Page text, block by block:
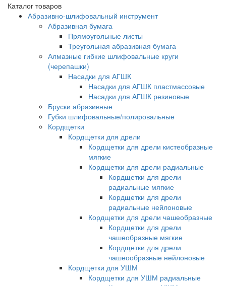
Каталог товаров
Абразивно-шлифовальный инструмент
Абразивная бумага
Прямоугольные листы
Треугольная абразивная бумага
Алмазные гибкие шлифовальные круги
(черепашки)
Насадки для АГШК
Насадки для АГШК пластмассовые
Насадки для АГШК резиновые
Бруски абразивные
Губки шлифовальные/полировальные
Кордщетки
Кордщетки для дрели
Кордщетки для дрели кистеобразные
мягкие
Кордщетки для дрели радиальные
Кордщетки для дрели
радиальные мягкие
Кордщетки для дрели
радиальные нейлоновые
Кордщетки для дрели чашеобразные
Кордщетки для дрели
чашеобразные мягкие
Кордщетки для дрели
чашеообразные нейлоновые
Кордщетки для УШМ
Кордщетки для УШМ радиальные